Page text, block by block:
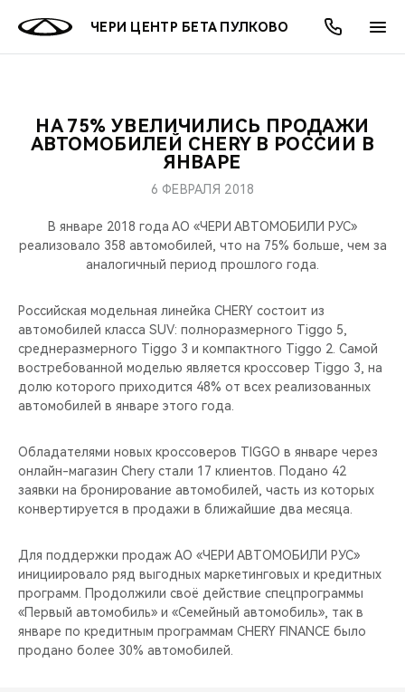
ЧЕРИ ЦЕНТР БЕТА ПУЛКОВО
МОДЕЛИ
КРОССОВЕРЫ
НОВИНКИ
ПОКУПАТЕЛЯМ
КРЕДИТ И СТРАХОВАНИЕ
ВЛАДЕЛЬЦАМ
ЗАПЧАСТИ И АКСЕССУАРЫ
ПОДДЕРЖКА
CHERY CONNECT
МИР CHERY
О БРЕНДЕ
CHERY В СОЦСЕТЯХ
ЛЮДИ CHERY
БЛАГОТВОРИТЕЛЬНОСТЬ
CHERY REMOTE
CHERY И СПОРТ
НАШИ МЕРОПРИЯТИЯ
CHERY ДЛЯ ДЕТЕЙ
АКЦИИ
ОНЛАЙН СЕРВИСЫ
КРЕДИТ
О КОМПАНИИ
МЫ В СОЦСЕТЯХ
НА 75% УВЕЛИЧИЛИСЬ ПРОДАЖИ
АВТОМОБИЛЕЙ CHERY В РОССИИ В
ЯНВАРЕ
6 ФЕВРАЛЯ 2018
В январе 2018 года АО «ЧЕРИ АВТОМОБИЛИ РУС»
реализовало 358 автомобилей, что на 75% больше, чем за
аналогичный период прошлого года.
Российская модельная линейка CHERY состоит из
автомобилей класса SUV: полноразмерного Tiggo 5,
среднеразмерного Tiggo 3 и компактного Tiggo 2. Самой
востребованной моделью является кроссовер Tiggo 3, на
долю которого приходится 48% от всех реализованных
автомобилей в январе этого года.
Обладателями новых кроссоверов TIGGO в январе через
онлайн-магазин Chery стали 17 клиентов. Подано 42
заявки на бронирование автомобилей, часть из которых
конвертируется в продажи в ближайшие два месяца.
Для поддержки продаж АО «ЧЕРИ АВТОМОБИЛИ РУС»
инициировало ряд выгодных маркетинговых и кредитных
программ. Продолжили своё действие спецпрограммы
«Первый автомобиль» и «Семейный автомобиль», так в
январе по кредитным программам CHERY FINANCE было
продано более 30% автомобилей.